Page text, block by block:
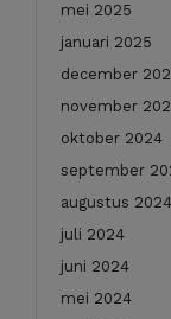
mei 2025
januari 2025
december
november
oktober 2024
september
augustus 2024
juli 2024
juni 2024
mei 2024